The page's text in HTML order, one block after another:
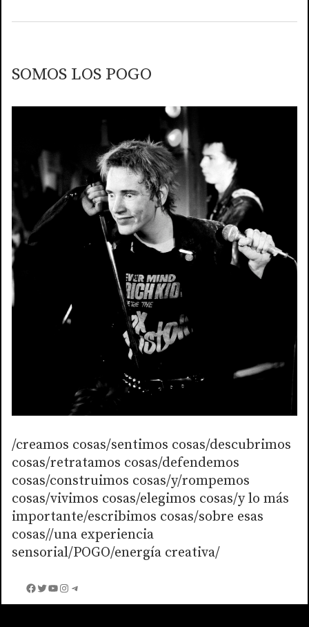
SOMOS LOS POGO
/creamos cosas/sentimos cosas/descubrimos
cosas/retratamos cosas/defendemos
cosas/construimos cosas/y/rompemos
cosas/vivimos cosas/elegimos cosas/y lo más
importante/escribimos cosas/sobre esas
cosas//una experiencia
sensorial/POGO/energía creativa/
Facebook
Twitter
YouTube
Instagram
Telegram